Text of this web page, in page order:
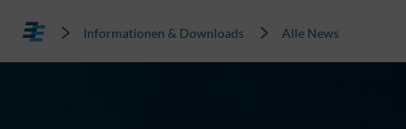
Informationen & Downloads Alle News